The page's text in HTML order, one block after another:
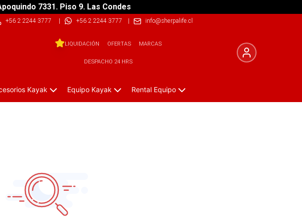
7331. Piso 9. Las Condes
+56 2 2244 3777 | +56 2 2244 3777 | info@sherpalife.cl
LIQUIDACIÓN OFERTAS MARCAS
DESPACHO 24 HRS
Kayak Equipo Kayak Rental Equipo